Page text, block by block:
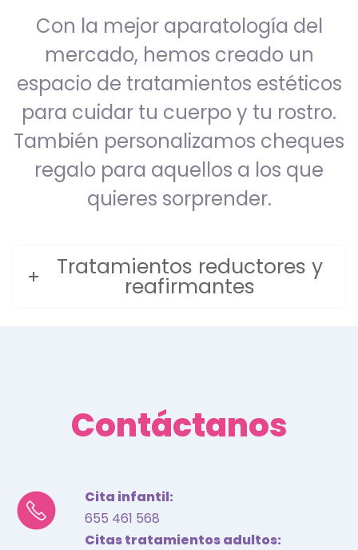
Con la mejor aparatología del
mercado, hemos creado un
espacio de tratamientos estéticos
para cuidar tu cuerpo y tu rostro.
También personalizamos cheques
regalo para aquellos a los que
quieres sorprender.
Tratamientos reductores y
reafirmantes
Contáctanos
Cita infantil:
655 461 568
Citas tratamientos adultos: